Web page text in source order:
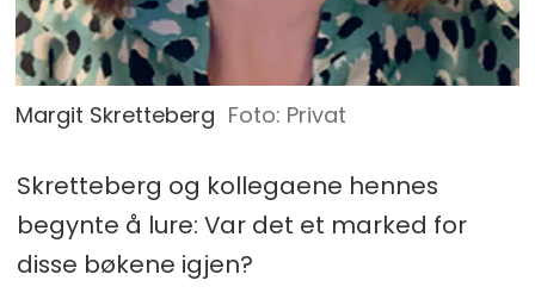
Margit Skretteberg Privat
Skretteberg og kollegaene hennes
begynte å lure: Var det et marked for
disse bøkene igjen?